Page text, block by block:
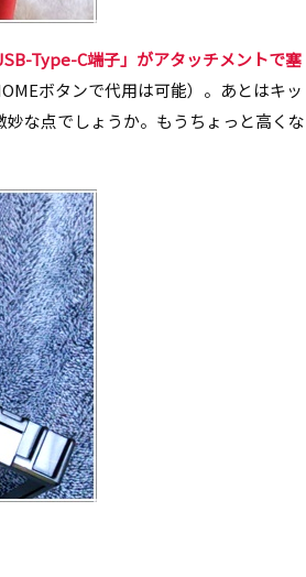
Type-C端子」がアタッチメントで塞
ボタンで代用は可能）。あとはキッ
な点でしょうか。もうちょっと高くな